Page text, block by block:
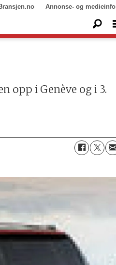
Annonse- og medieinfo
opp i Genève og i 3.